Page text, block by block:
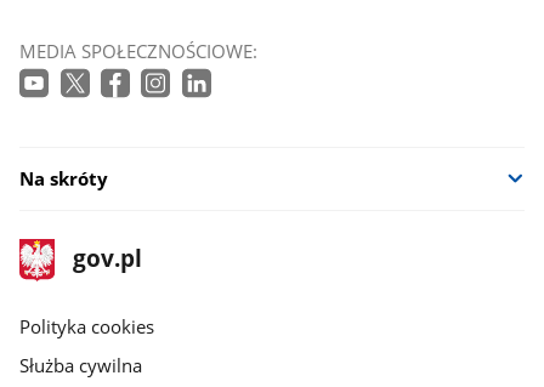
MEDIA SPOŁECZNOŚCIOWE:
Na skróty
stopka
gov.pl
Strona
gov.pl
gov.pl
Polityka cookies
Służba cywilna